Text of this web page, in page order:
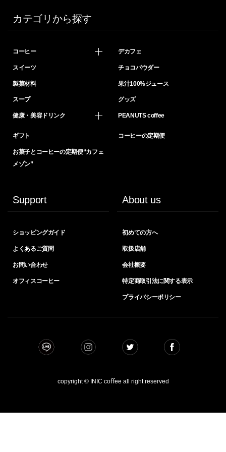
カテゴリから探す
コーヒー デカフェ
スイーツ チョコパウダー
製菓材料 果汁100%ジュース
スープ グッズ
健康・美容ドリンク PEANUTS coffee
ギフト コーヒーの定期便
お菓子とコーヒーの定期便“カフェ
メゾン”
Support
ショッピングガイド
よくあるご質問
お問い合わせ
オフィスコーヒー
About us
初めての方へ
取扱店舗
会社概要
特定商取引法に関する表示
プライバシーポリシー
copyright © INIC coﬀee all right reserved